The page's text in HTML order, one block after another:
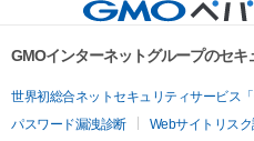
GMOインターネットグループのセキ
世界初総合ネットセキュリティサービス「
パスワード漏洩診断
Webサイトリス